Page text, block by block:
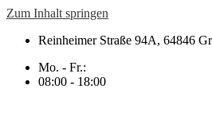
Zum Inhalt springen
Reinheimer Straße 94A, 64846
Mo. - Fr.:
08:00 - 18:00